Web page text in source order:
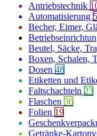
Antriebstechnik
Automatisierung
Becher, Eimer,
Beutel, Säcke,
Boxen, Schalen,
Dosen 48
Etiketten und
Faltschachteln 23
Flaschen 36
Folien 19
Getränke-